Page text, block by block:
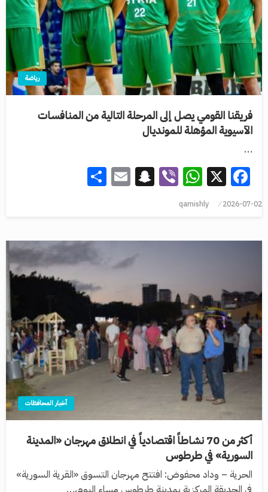
رياضة
فريقنا القومي يصل إلى المرحلة التالية من المنافسات
الآسيوية المؤهلة للمونديال
…
Facebook
X
WhatsApp
Viber
Snapchat
Email
2026-07-02
qamishly
أخبار المحافظات
أكثر من 70 نشاطاً اقتصادياً في انطلاق مهرجان «المدينة
السورية» في طرطوس
الحرية – وداد محفوض: افتتح مهرجان التسوق «القرية السورية»